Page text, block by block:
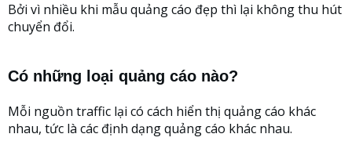
Bởi vì nhiều khi mẫu quảng cáo đẹp thì lại không thu hút
chuyển đổi.
Có những loại quảng cáo nào?
Mỗi nguồn traffic lại có cách hiển thị quảng cáo khác
nhau, tức là các định dạng quảng cáo khác nhau.